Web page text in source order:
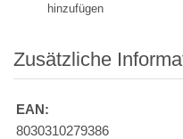
hinzufügen
Zusätzliche
EAN:
8030310279386